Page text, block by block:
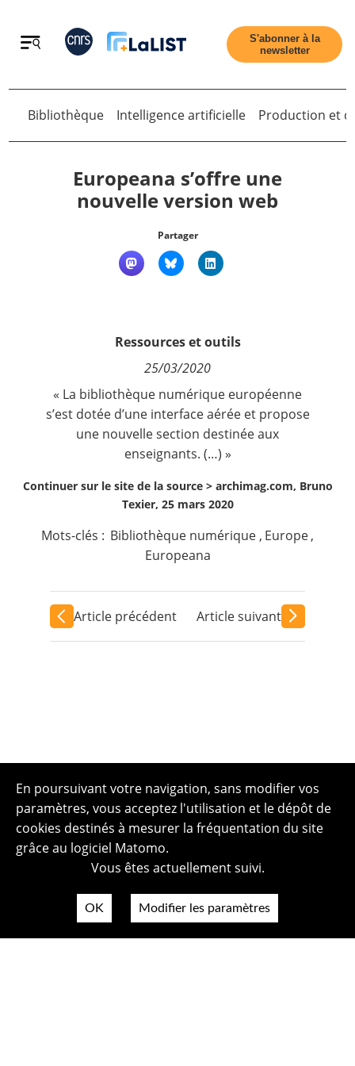
Retour
Nous suivre
S'abonner à la
newsletter
Bibliothèque
Intelligence artificielle Production et
Europeana s’offre une
nouvelle version web
Partager
Ressources et outils
25/03/2020
« La bibliothèque numérique européenne
s’est dotée d’une interface aérée et propose
une nouvelle section destinée aux
enseignants. (…) »
Continuer sur le site de la source > archimag.com, Bruno
Texier, 25 mars 2020
Mots-clés : Bibliothèque numérique , Europe,
Europeana
Article précédent Article suivant
En poursuivant votre navigation, sans modifier vos
paramètres, vous acceptez l'utilisation et le dépôt de
cookies destinés à mesurer la fréquentation du site
grâce au logiciel Matomo.
Vous êtes actuellement suivi.
OK Modifier les paramètres